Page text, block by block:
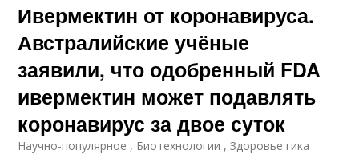
Ивермектин от коронавируса.
Австралийские учёные
заявили, что одобренный FDA
ивермектин может подавлять
коронавирус за двое суток
Научно-популярное , Биотехнологии , Здоровье гика